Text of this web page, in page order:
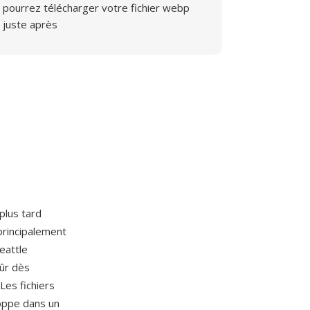
pourrez télécharger votre fichier webp
juste après
tard
dès
fichiers
dans un